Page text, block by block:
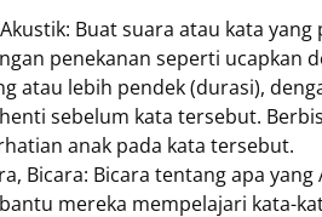
Buat suara atau kata
penekanan seperti ucapkan
atau lebih pendek (durasi),
sebelum kata tersebut.
anak pada kata tersebut.
Bicara: Bicara tentang apa
mereka mempelajari kata-